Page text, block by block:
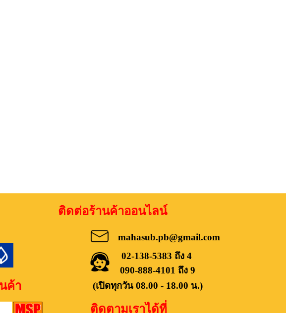
น ติดต่อร้านค้าออนไลน์
ค้า
mahasub.pb@gmail.com
02-138-5383 ถึง 4
090-888-4101 ถึง 9
(เปิดทุกวัน 08.00 - 18.00 น.)
ติดตามเราได้ที่